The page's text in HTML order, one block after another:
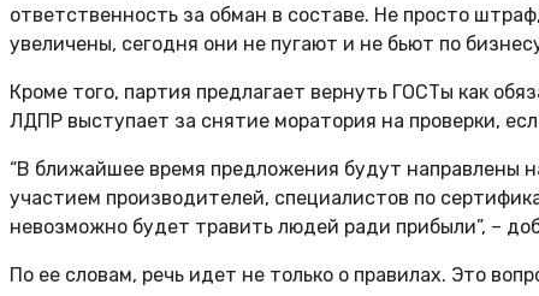
ответственность за обман в составе. Не просто
увеличены, сегодня они не пугают и не бьют по
Кроме того, партия предлагает вернуть ГОСТы как
ЛДПР выступает за снятие моратория на проверки,
“В ближайшее время предложения будут направлены
участием производителей, специалистов по
невозможно будет травить людей ради прибыли”, –
По ее словам, речь идет не только о правилах. Это